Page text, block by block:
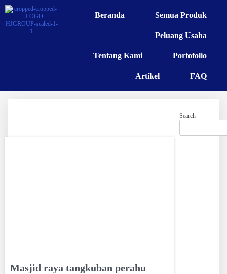
Beranda Semua Produk
Peluang Usaha
Tentang Kami Portofolio
Artikel FAQ
Masjid raya tangkuban perahu
Search